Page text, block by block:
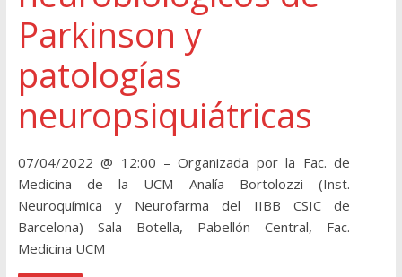
Parkinson y
patologías
neuropsiquiátricas
07/04/2022 @ 12:00 – Organizada por la Fac. de
Medicina de la UCM Analía Bortolozzi (Inst.
Neuroquímica y Neurofarma del IIBB CSIC de
Barcelona) Sala Botella, Pabellón Central, Fac.
Medicina UCM